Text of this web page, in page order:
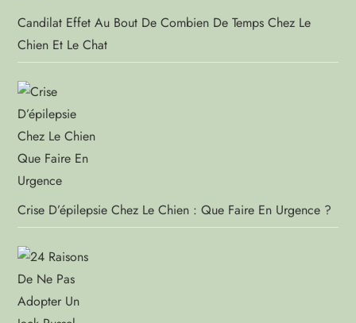
Candilat Effet Au Bout De Combien De Temps Chez Le
Chien Et Le Chat
Crise D’épilepsie Chez Le Chien : Que Faire En Urgence ?